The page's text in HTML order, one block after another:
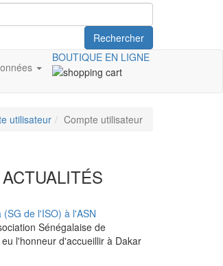
Rechercher
BOUTIQUE EN LIGNE
utilisateur Compte utilisateur
de l'ISO) à l'ASN
Sénégalaise de
l'honneur d'accueillir à Dakar